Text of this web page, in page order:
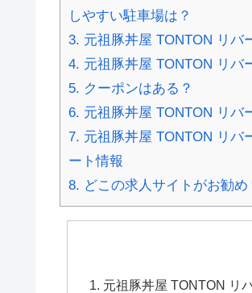
しやすい駐車場は？
3. 元祖豚丼屋 TONTON リバ
4. 元祖豚丼屋 TONTON リバ
5. クーポンはある？
6. 元祖豚丼屋 TONTON リバ
7. 元祖豚丼屋 TONTON リバ
ート情報
8. どこの求人サイトがお勧め
元祖豚丼屋 TONTON リ